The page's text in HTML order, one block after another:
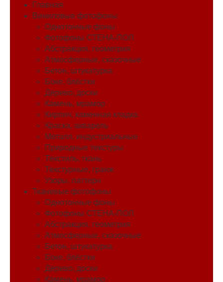
Главная
Виниловые фотофоны
Однотонные фоны
Фотофоны СТЕНА-ПОЛ
Абстракция, геометрия
Атмосферные, сказочные
Бетон, штукатурка
Боке, блёстки
Дерево, доски
Камень, мрамор
Кирпич, каменная кладка
Краска, акварель
Металл, индустриальные
Природные текстуры
Текстиль, ткань
Текстурные, гранж
Узоры, паттерн
Тканевые фотофоны
Однотонные фоны
Фотофоны СТЕНА-ПОЛ
Абстракция, геометрия
Атмосферные, сказочные
Бетон, штукатурка
Боке, блёстки
Дерево, доски
Камень, мрамор